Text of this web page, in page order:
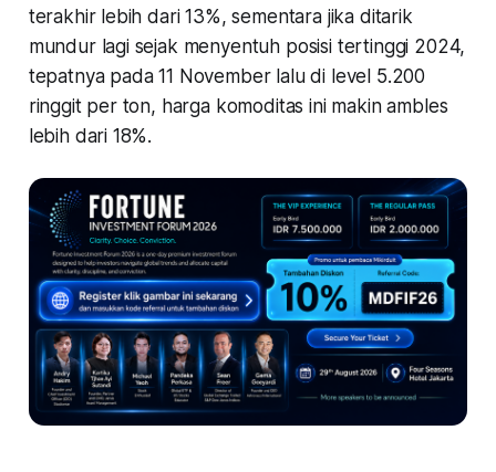
terakhir lebih dari 13%, sementara jika ditarik
mundur lagi sejak menyentuh posisi tertinggi 2024,
tepatnya pada 11 November lalu di level 5.200
ringgit per ton, harga komoditas ini makin ambles
lebih dari 18%.